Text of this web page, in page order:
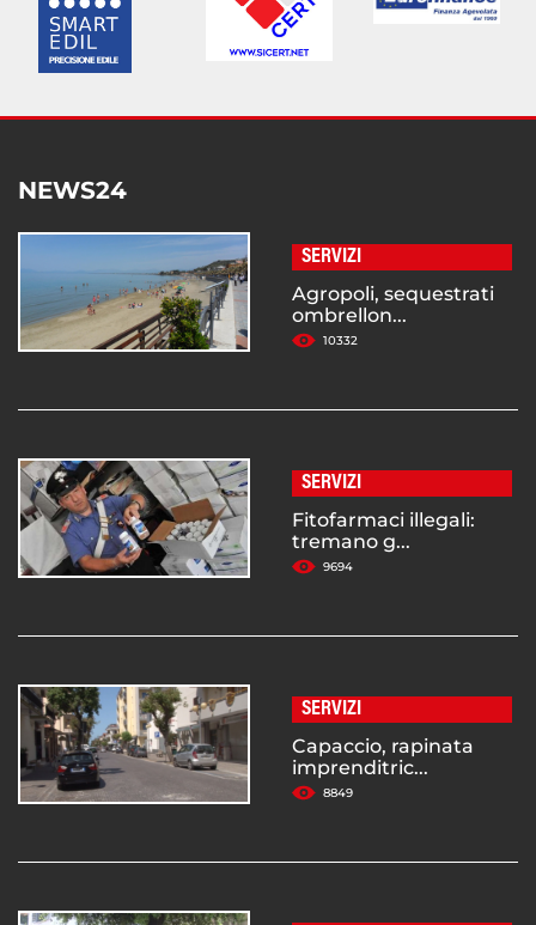
NEWS24
SERVIZI
Agropoli, sequestrati
ombrellon...
10332
SERVIZI
Fitofarmaci illegali:
tremano g...
9694
SERVIZI
Capaccio, rapinata
imprenditric...
8849